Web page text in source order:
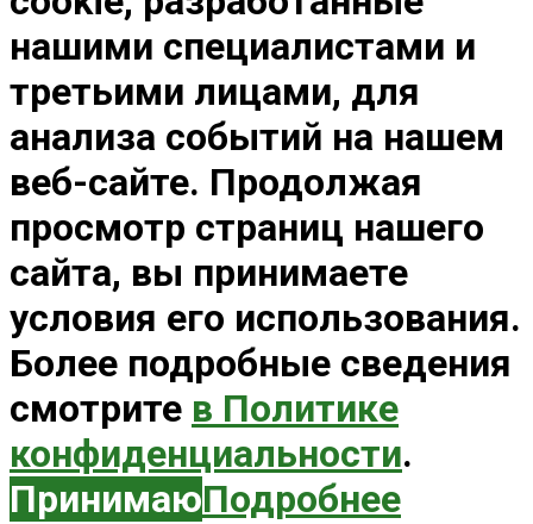
нашими специалистами и
третьими лицами, для
анализа событий на нашем
веб-сайте. Продолжая
просмотр страниц нашего
сайта, вы принимаете
условия его использования.
Более подробные сведения
смотрите в Политике
конфиденциальности.
ПринимаюПодробнее